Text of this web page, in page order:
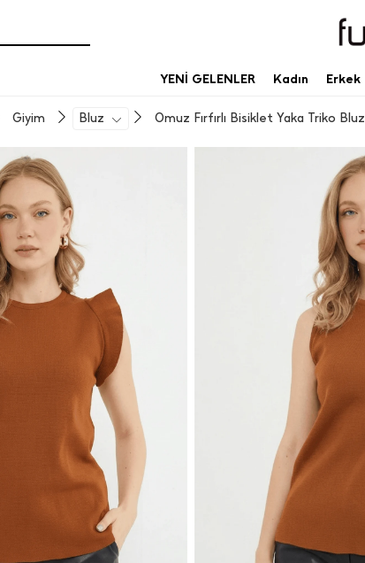
YENİ GELENLER Kadın Erkek
Omuz Fırfırlı Bisiklet Yaka Triko Bluz
Bluz
Giyim